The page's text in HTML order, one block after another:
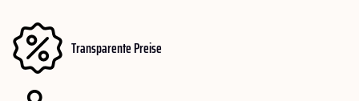
Transparente Preise